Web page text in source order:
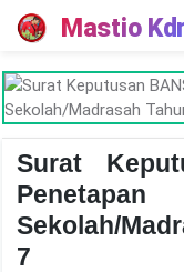
Mastio
Surat
Sekolah/
7